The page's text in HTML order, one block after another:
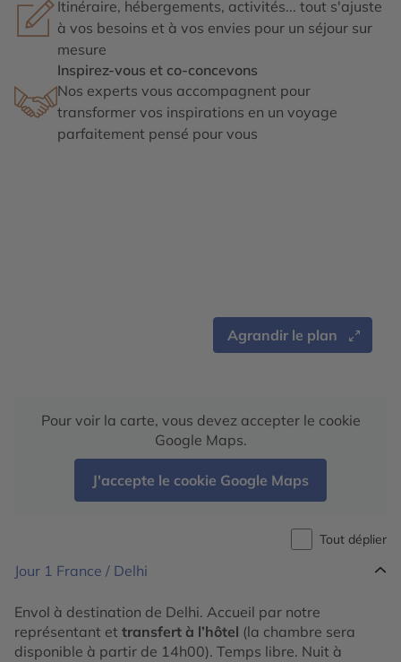
Itinéraire, hébergements, activités... tout s'ajuste
à vos besoins et à vos envies pour un séjour sur
mesure
Inspirez-vous et co-concevons
Nos experts vous accompagnent pour
transformer vos inspirations en un voyage
parfaitement pensé pour vous
Agrandir le plan
Pour voir la carte, vous devez accepter le cookie
Google Maps.
J'accepte le cookie Google Maps
Tout déplier
Jour 1 France / Delhi
Envol à destination de Delhi. Accueil par notre
représentant et transfert à l’hôtel (la chambre sera
disponible à partir de 14h00). Temps libre. Nuit à